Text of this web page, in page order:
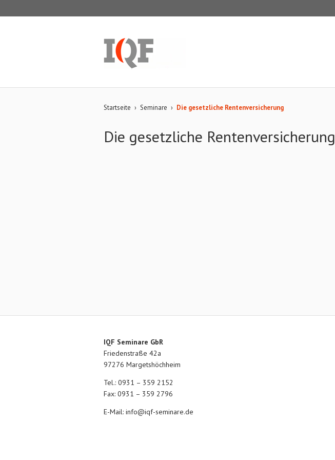
Startseite › Seminare › Die gesetzliche Rentenversicherung
Die gesetzliche Rentenversicherung
IQF Seminare GbR
Friedenstraße 42a
97276 Margetshöchheim
Tel.: 0931 – 359 2152
Fax: 0931 – 359 2796
E-Mail: info@iqf-seminare.de